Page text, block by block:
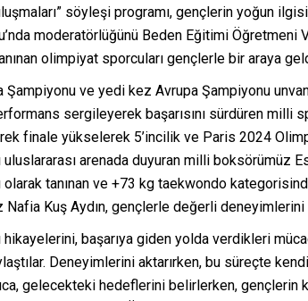
söyleşi programı, gençlerin yoğun
moderatörlüğünü Beden Eğitimi Öğretmeni
olimpiyat sporcuları gençlerle bir araya
ve yedi kez Avrupa Şampiyonu
sergileyerek başarısını sürdüren milli
finale yükselerek 5’incilik ve Paris 2024
uluslararası arenada duyuran milli boksörümüz
tanınan ve +73 kg taekwondo
Kuş Aydın, gençlerle değerli deneyimlerini
hikayelerini, başarıya giden yolda verdikleri
Deneyimlerini aktarırken, bu süreçte
gelecekteki hedeflerini belirlerken,